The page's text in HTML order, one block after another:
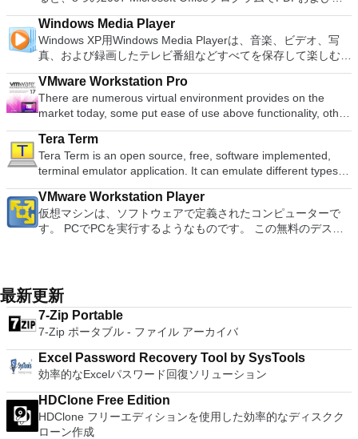
を使用するには、コンソールから抽出できるPlaystation 2
BIOSが必要です。
ア語、マレーシア語、セシュティナ、ダンスク、ドイツ語、英
語、スペイン語、フランス語、フルバツキー、イタリア語、ラ
トヴィエシュ、リエトゥビウ、マジャール、オランダ、ノルス
ク、ポルスキ、ポルトガル、ポルトガル、スロヴェンスキー、
スロベンツキー、スロヴェンスキーSrpski、Suomi、
Svenska、Türkçe。
Writer Efficient word processor. Presentation Multimedia
presentations creator. Spreadsheets Powerful tool for data
processing and analysis. 100% compatible with MS Office
document file types (.docx, .pptx, .xlsx, etc.). Thousands of
support (iOS and Android). WPS Cloud Storage included.
Although it is a free suite, WPS Office 2016 Free comes with
many innovative features, including a useful a paragraph
adjustment tool int he Writer program. It has an Office to PDF
converter, automatic spell checking and word count features.
It also has some neat tools such as the Watermark in
document, and converting PowerPoint to Word document
support. Overall, WPS Office 2016 Free is a good alternative
to Microsoft's offering. The Writer program is a versatile word
processor; the Presentation program is an easy to use and
effective slide show maker that helps you to create impressive
トフォームにVNC Viewerをインストールする権限がない場合
は、スタンドアロンオプションを選択する必要があります。
主な機能は次のとおりです。 クラウドサービスを介してVNC
Connectを実行しているコンピューターに接続します。 Apple
Screen Sharing（ARD）などのサードパーティ製のVNC互換
ソフトウェアを実行しているコンピューターに直接接続しま
す。 各デバイスでVNC Viewerにサインインして、すべてのデ
バイス間の接続をバックアップおよび同期します。 仮想キー
の高度なキーが含まれています。 Bluetoothキーボードのサポ
ート。 VNC Connectサブスクリプションには、無料、有料、
試用の3つのバージョンがあります。 制御する必要のあるマシ
ンごとに、RealVNCのWebサイトにアクセスして、各コンピ
ューターにVNC Connectをダウンロードするだけです。次
に、RealVNCアカウントの資格情報を使用して、ローカルマ
シンでVNC Viewerにサインインします。そこから、コンピュ
ューターへのログインに使用するのと同じユーザー名とパスワ
ードを入力するだけです。 WIN 7,8,8.1,10をサポートしま
す。 VNC ViewerのMacバージョンをお探しですか？ここから
ダウンロード
か、PCまたはラップトップでの比類のない再生サポートと独
自の強化により、どこにいても簡単にリラックスできます。
新機能は次のとおりです。 4K DHR向けに最適化 Ultra HD
Blu-ray、4K、HEVC / H.265およびHDR10コンテンツをサポー
ト全画面モードで21：9モニターで2.35：1の映画を見る常時
オンのミニビューでYouTubeライブを見る YouTubeおよび
Vimeoで4K HDRおよび360ビデオを再生 VRエクスペリエンス
の向上：Microsoft Mixed Realityヘッドセット、HTC、VIVE、
およびOculus Riftをサポート Fire TVとキャストのサポート
注：これは商用トライアルです。
XPS形式にエクスポートして保存できます。このツールを使用
すると、これらのプログラムのサブセットでPDF形式および
XPS形式の電子メール添付ファイルとして送信することもでき
ます（特定の機能はプログラムによって異なります）。 この
ダウンロードは、次のOfficeプログラムで動作します。
Microsoft Office Access 2007。 Microsoft Office Excel 2007。
Microsoft Office InfoPath 2007。 Microsoft Office OneNote
2007。 Microsoft Office PowerPoint 2007。 Microsoft Office
Publisher 2007。 Microsoft Office Visio 2007。 Microsoft
Office Word 2007。 2007 Microsoft Officeプログラムのこの
Microsoft Save as PDFまたはXPSアドインは、2007 Microsoft
Office systemソフトウェアの補足条項であり、2007 Microsoft
Office systemソフトウェアのライセンス条項の対象となりま
す。 システム要件：サポートされているオペレーティングシ
ステム。 Windows Server 2003、Windows Vista、Windows
Windows Media Player
Windows XP用Windows Media Playerは、音楽、ビデオ、写
真、および録画したテレビ番組などすべてを保存して楽しむ最
適な機能を搭載しています。 再生、表示、外出先で楽しむた
めのポータブル デバイスとの同期、さらには家中のデバイス
との共有も、すべて1か所で行えます。 シンプルなデザイン -
まったく新しい外観でデジタル エンターテイメントを楽しめ
ます。 大好きな音楽をより多く - デジタル音楽体験がさらに
楽しくなります。 エンターテイメントをすべて1つの場所に -
音楽、ビデオ、写真、録画したテレビ番組をすべて保存して楽
しめます。 どこでも楽しめる - どこにいても音楽、ビデオ、
写真にアクセスできます。
VMware Workstation Pro
There are numerous virtual environment provides on the
market today, some put ease of use above functionality, other
place integration above stability. VMware Workstation Pro is
the easiest to use, the fastest and the most reliable app when
it comes to evaluating a new OS, or new software apps and
patches, in an isolated and safe virtualized environment. Key
Features include: Powerful 3D Graphics - DirectX 10* and
OpenGL 3.3 support. VMware Compatibility - Create one; Run
anywhere on VMware software. vSphere and vCloud Air
Support - Drag and drop VMs between environments.
Haswell CPU support. Enterprise Quality Virtual Machines -
16 vCPUs, 8TB virtual disks, and 64GB memory. Enhanced
IPv6 Support - IPv6-to-IPv4 NAT (6to4 and 4to6). Virtual
Machine Video Memory - Up to 2GB. Enhanced Connectivity -
USB 3.0, Bluetooth, HD audio, printers, and Skype support.
High Resolution Displays - 4K UHD and QHD+ support.
who are a little skeptical about making the leap over to
Windows 10. By utilizing an app like this, you'll get to try out
all of Windows 10's new features in a safe sandboxed
Tera Term
Tera Term is an open source, free, software implemented,
terminal emulator application. It can emulate different types of
computer terminals, from DEC VT100 to DEC VT382, and it
supports telnet, SSH 1 & 2 and serial port connections. It also
has a built-in macro scripting language and some other useful
plugins. Key features include: Automatically creates logs with
remote Telnet or SSH hosts. It sports a clean and crisp layout
that is easy to work with. The application does not take a long
time to wrap your head around and is also very light on
system resources. So, if you need a free terminal emulator,
which is easy to master and supports remote Telnet or SSH
host connections then Tera Term is a good choice.
VMware Workstation Player
仮想マシンは、ソフトウェアで定義されたコンピューターで
す。 PCでPCを実行するようなものです。 この無料のデスク
主な機能は次のとおりです。 1台のPCで複数のオペレーティ
ングシステムを同時に実行します。 インストールや構成の問
題なしに、事前構成された製品の利点を体験してください。
ホストコンピューターと仮想マシン間でデータを共有します。
32ビットと64ビットの両方の仮想マシンを実行します。 2-
way Virtual SMPを活用します。 サードパーティの仮想マシン
とイメージを使用します。 ホストコンピューターと仮想マシ
ン間でデータを共有します。 幅広いホストおよびゲストオペ
レーティングシステムのサポート。 USB 2.0デバイスのサポー
ト。 起動時にアプライアンス情報を取得します。 直感的なホ
最新更新
7-Zip Portable
7-Zip ポータブル - ファイル アーカイバ
Excel Password Recovery Tool by SysTools
効率的なExcelパスワード回復ソリューション
HDClone Free Edition
HDClone フリーエディションを使用した効率的なディスクク
ローン作成